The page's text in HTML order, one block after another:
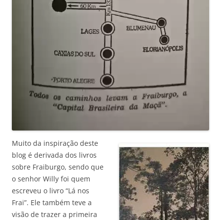
Muito da inspiração deste
blog é derivada dos livros
sobre Fraiburgo, sendo que
o senhor Willy foi quem
escreveu o livro “Lá nos
Frai”. Ele também teve a
visão de trazer a primeira